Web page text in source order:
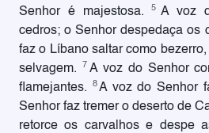
Senhor é majestosa.5 A voz
cedros; o Senhor despedaça os
faz o Líbano saltar como
selvagem.
7 A voz do Senhor
flamejantes.
8 A voz do Senhor
Senhor faz tremer o deserto de
retorce os carvalhos e despe